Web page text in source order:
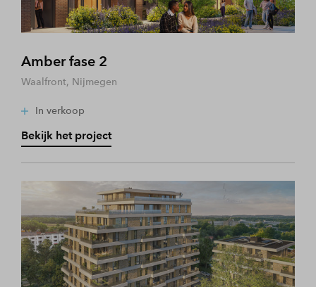
Amber fase 2
Waalfront, Nijmegen
In verkoop
Bekijk het project